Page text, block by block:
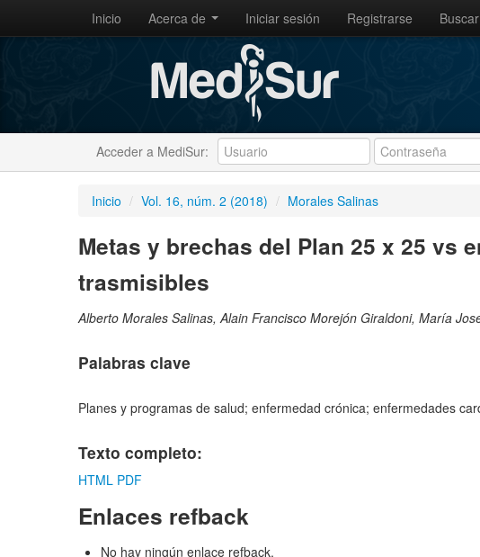
Inicio Acerca de Iniciar sesión Registrarse Buscar
Acceder a MediSur:
Inicio / Vol. 16, núm. 2 (2018) / Morales Salinas
Metas y brechas del Plan 25 x 25 vs
trasmisibles
Alberto Morales Salinas, Alain Francisco Morejón Giraldoni, María
Palabras clave
Planes y programas de salud; enfermedad crónica; enfermedades
Texto completo:
HTML PDF
Enlaces refback
No hay ningún enlace refback.